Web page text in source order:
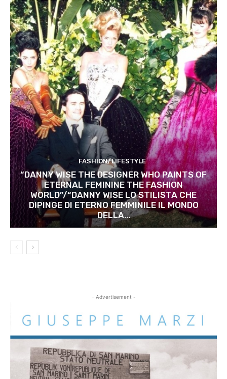
FASHION/LIFESTYLE
“DANNY WISE THE DESIGNER WHO PAINTS OF
ETERNAL FEMININE THE FASHION
WORLD”/“DANNY WISE LO STILISTA CHE
DIPINGE DI ETERNO FEMMINILE IL MONDO
DELLA...
- Advertisement -